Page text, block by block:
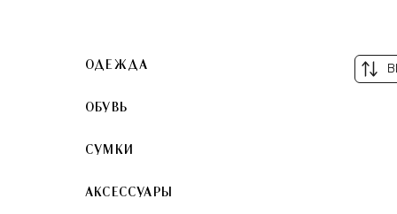
ОДЕЖДА
ОБУВЬ
СУМКИ
АКСЕССУАРЫ